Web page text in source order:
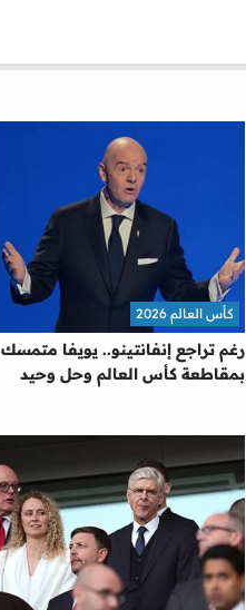
رغم تراجع إنفانتينو.. يويفا متمسك
بمقاطعة كأس العالم وحل وحيد
كأس العالم 2026